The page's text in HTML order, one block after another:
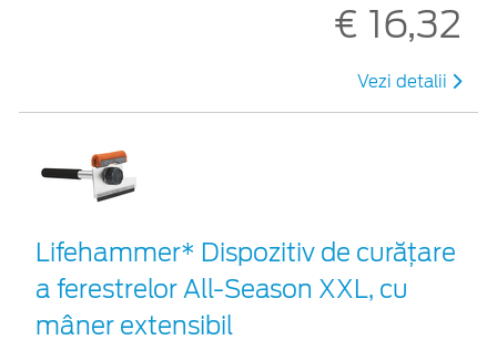
€ 16,32
Vezi detalii
Lifehammer* Dispozitiv de curățare
a ferestrelor All-Season XXL, cu
mâner extensibil